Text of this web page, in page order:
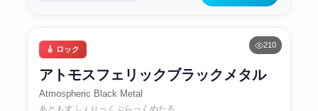
210
🎸 ロック
アトモスフェリックブラックメタル
Atmospheric Black Metal